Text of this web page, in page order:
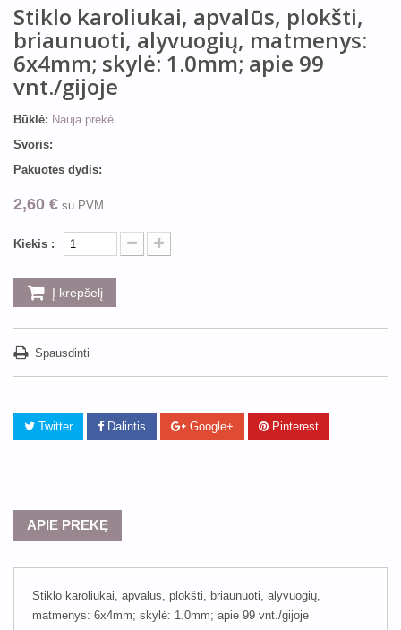
Stiklo karoliukai, apvalūs, plokšti,
briaunuoti, alyvuogių, matmenys:
6x4mm; skylė: 1.0mm; apie 99
vnt./gijoje
Būklė: Nauja prekė
Svoris:
Pakuotės dydis:
2,60 € su PVM
Kiekis :
Į krepšelį
Spausdinti
Twitter Dalintis Google+ Pinterest
APIE PREKĘ
Stiklo karoliukai, apvalūs, plokšti, briaunuoti, alyvuogių,
matmenys: 6x4mm; skylė: 1.0mm; apie 99 vnt./gijoje